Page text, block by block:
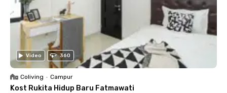
Video 360
Coliving • Campur
Kost Rukita Hidup Baru Fatmawati